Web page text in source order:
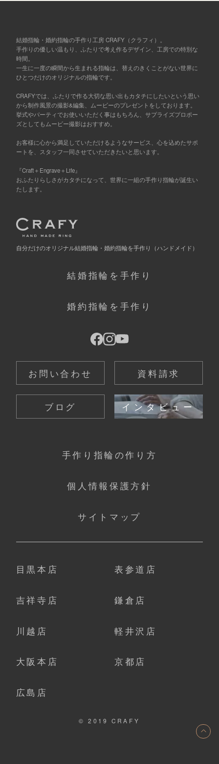
結婚指輪・婚約指輪の手作り工房 CRAFY（クラフィ）。
手作りの優しい温もり、ふたりで考え作るデザイン、工房での特別な
時間。
一生に一度の瞬間から生まれる指輪は、替えのきくことがない世界に
ひとつだけのオリジナルの指輪です。
CRAFYでは、ふたりで作る大切な思い出もカタチにしたいという思い
から制作風景の撮影&編集、ムービーのプレゼントをしております。
挙式やパーティでお使いいただく事はもちろん、サプライズプロポー
ズとしてもムービー撮影はおすすめ。
お客様に心から満足していただけるようなサービス、心を込めたサポ
ートを、スタッフ一同させていただきたいと思います。
『Craft＋Engrave＋Life』
おふたりらしさがカタチになって、世界に一組の手作り指輪が誕生い
たします。
自分だけのオリジナル結婚指輪・婚約指輪を手作り （ハンドメイド）
結婚指輪を手作り
婚約指輪を手作り
お問い合わせ 資料請求
ブログ インタビュー
手作り指輪の作り方
個人情報保護方針
サイトマップ
目黒本店 表参道店
吉祥寺店 鎌倉店
川越店 軽井沢店
大阪本店 京都店
広島店
© 2019 CRAFY